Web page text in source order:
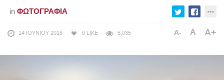
in ΦΩΤΟΓΡΑΦΊΑ
14 ΙΟΥΝΊΟΥ 2016 0 LIKE 5,035 A- A A+